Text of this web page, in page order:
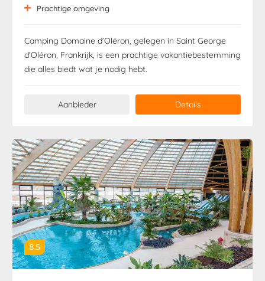
Prachtige omgeving
Camping Domaine d’Oléron, gelegen in Saint George
d’Oléron, Frankrijk, is een prachtige vakantiebestemming
die alles biedt wat je nodig hebt.
Aanbieder Details
8.5